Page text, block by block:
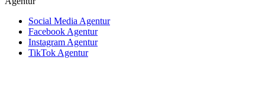
Social Media Agentur
Facebook Agentur
Instagram Agentur
TikTok Agentur